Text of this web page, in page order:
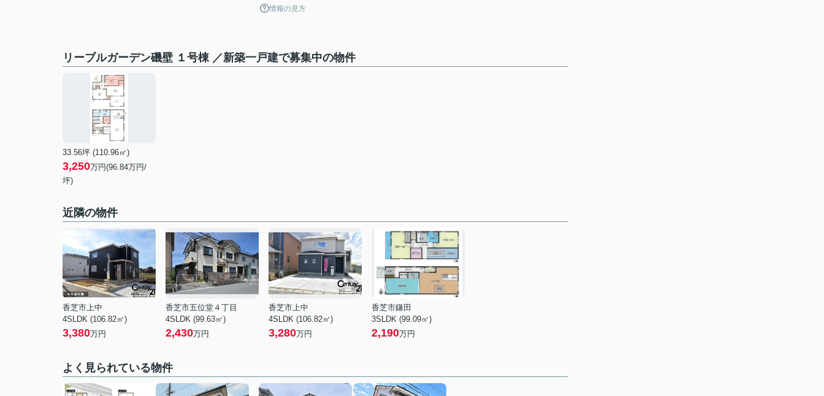
情報の見方
リーブルガーデン磯壁 １号棟 ／新築一戸建で募集中の物件
33.56坪 (110.96㎡)
3,250万円(96.84万円/
坪)
近隣の物件
香芝市上中
4SLDK (106.82㎡)
3,380万円
香芝市五位堂４丁目
4SLDK (99.63㎡)
2,430万円
香芝市上中
4SLDK (106.82㎡)
3,280万円
香芝市鎌田
3SLDK (99.09㎡)
2,190万円
よく見られている物件